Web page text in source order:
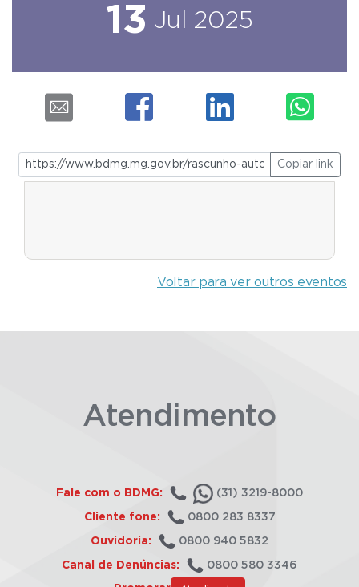
13 Jul 2025
Copiar link
Voltar para ver outros eventos
Atendimento
Fale com o BDMG: (31) 3219-8000
Cliente fone: 0800 283 8337
Ouvidoria: 0800 940 5832
Canal de Denúncias: 0800 580 3346